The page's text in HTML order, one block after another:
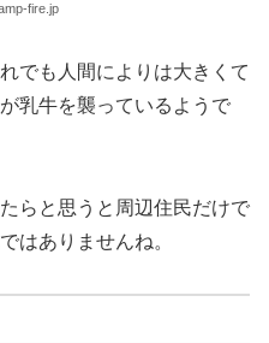
fire.jp
でも人間によりは大きくて
乳牛を襲っているようで
らと思うと周辺住民だけで
はありませんね。